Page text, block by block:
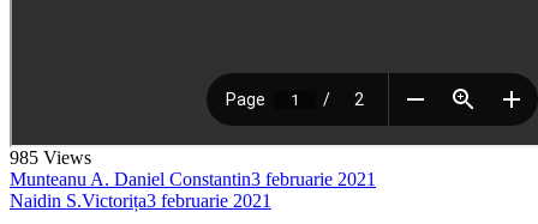
985 Views
Munteanu A. Daniel Constantin3 februarie 2021
Naidin S.Victorița3 februarie 2021